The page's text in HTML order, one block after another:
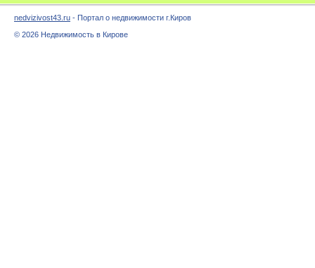
nedvizivost43.ru - Портал о недвижимости г.Киров
© 2026 Недвижимость в Кирове